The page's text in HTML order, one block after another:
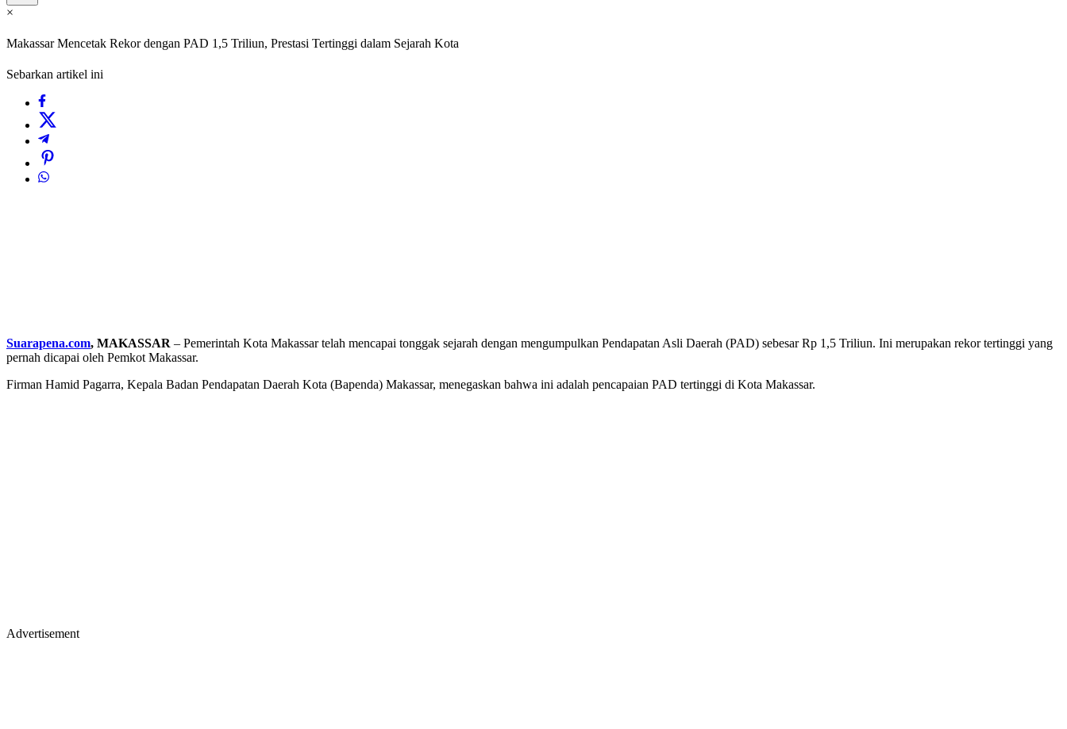
×
Makassar Mencetak Rekor dengan PAD 1,5 Triliun, Prestasi Tertinggi dalam Sejarah Kota
Sebarkan artikel ini
Suarapena.com, MAKASSAR – Pemerintah Kota Makassar telah mencapai tonggak sejarah dengan mengumpulkan Pendapatan Asli Daerah (PAD) sebesar Rp 1,5 Triliun. Ini merupakan rekor tertinggi yang
pernah dicapai oleh Pemkot Makassar.
Firman Hamid Pagarra, Kepala Badan Pendapatan Daerah Kota (Bapenda) Makassar, menegaskan bahwa ini adalah pencapaian PAD tertinggi di Kota Makassar.
Advertisement